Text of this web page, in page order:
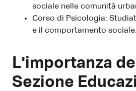
sociale nelle comunità
Corso di Psicologia:
e il comportamento sociale.
L'importanza
Sezione